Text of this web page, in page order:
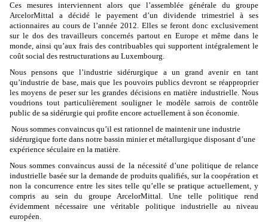
Ces mesures interviennent alors que l’assemblée générale du groupe
ArcelorMittal a décidé le payement d’un dividende trimestriel à ses
actionnaires au cours de l’année 2012. Elles se feront donc exclusivement
sur le dos des travailleurs concernés partout en Europe et même dans le
monde, ainsi qu’aux frais des contribuables qui supportent intégralement le
coût social des restructurations au Luxembourg.
Nous pensons que l’industrie sidérurgique a un grand avenir en tant
qu’industrie de base, mais que les pouvoirs publics devront se réapproprier
les moyens de peser sur les grandes décisions en matière industrielle. Nous
voudrions tout particulièrement souligner le modèle sarrois de contrôle
public de sa sidérurgie qui profite encore actuellement à son économie.
Nous sommes convaincus qu’il est rationnel de maintenir une industrie
sidérurgique forte dans notre bassin minier et métallurgique disposant d’une
expérience séculaire en la matière.
Nous sommes convaincus aussi de la nécessité d’une politique de relance
industrielle basée sur la demande de produits qualifiés, sur la coopération et
non la concurrence entre les sites telle qu’elle se pratique actuellement, y
compris au sein du groupe ArcelorMittal. Une telle politique rend
évidemment nécessaire une véritable politique industrielle au niveau
européen.